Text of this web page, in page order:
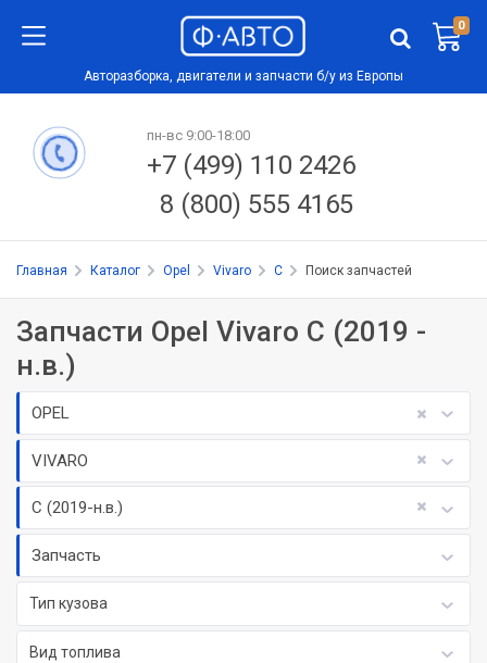
0
Авторазборка, двигатели и запчасти б/у из Европы
пн-вс 9:00-18:00
+7 (499) 110 2426
8 (800) 555 4165
Главная Каталог Opel Vivaro C Поиск запчастей
Запчасти Opel Vivaro C (2019 -
н.в.)
OPEL
VIVARO
C (2019-н.в.)
Запчасть
Тип кузова
Вид топлива